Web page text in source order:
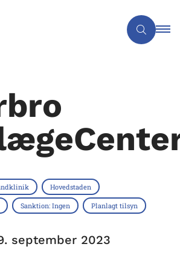
Hovedstaden
Sanktion: Ingen Planlagt tilsyn
september 2023